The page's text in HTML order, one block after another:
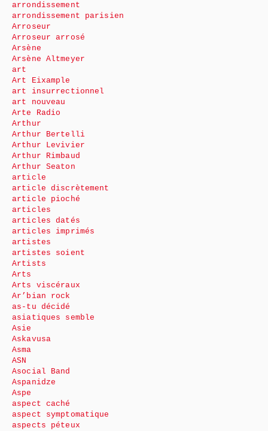
arrondissement
arrondissement parisien
Arroseur
Arroseur arrosé
Arsène
Arsène Altmeyer
art
Art Eixample
art insurrectionnel
art nouveau
Arte Radio
Arthur
Arthur Bertelli
Arthur Levivier
Arthur Rimbaud
Arthur Seaton
article
article discrètement
article pioché
articles
articles datés
articles imprimés
artistes
artistes soient
Artists
Arts
Arts viscéraux
Ar’bian rock
as-tu décidé
asiatiques semble
Asie
Askavusa
Asma
ASN
Asocial Band
Aspanidze
Aspe
aspect caché
aspect symptomatique
aspects péteux